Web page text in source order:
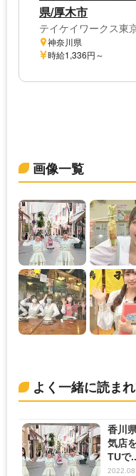
県/厚木市
テイケイワークス東
神奈川県
時給1,336円～
画像一覧
よく一緒に読ま
香川
気店
TUで